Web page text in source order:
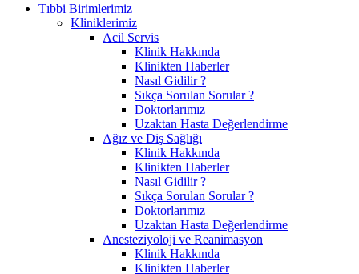
Tıbbi Birimlerimiz
Kliniklerimiz
Acil Servis
Klinik Hakkında
Klinikten Haberler
Nasıl Gidilir ?
Sıkça Sorulan Sorular ?
Doktorlarımız
Uzaktan Hasta Değerlendirme
Ağız ve Diş Sağlığı
Klinik Hakkında
Klinikten Haberler
Nasıl Gidilir ?
Sıkça Sorulan Sorular ?
Doktorlarımız
Uzaktan Hasta Değerlendirme
Anesteziyoloji ve Reanimasyon
Klinik Hakkında
Klinikten Haberler